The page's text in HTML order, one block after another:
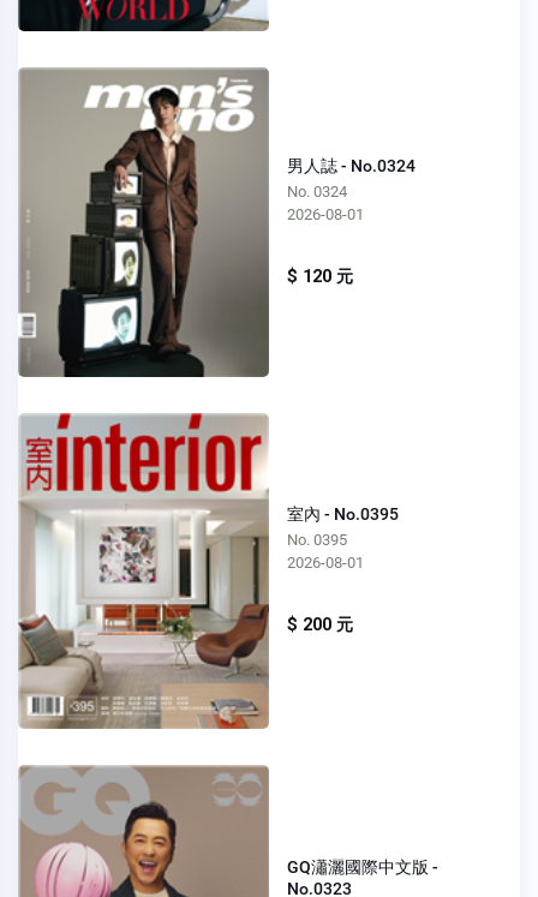
男人誌 - No.0324
No. 0324
2026-08-01
$ 120 元
室內 - No.0395
No. 0395
2026-08-01
$ 200 元
GQ瀟灑國際中文版 -
No.0323